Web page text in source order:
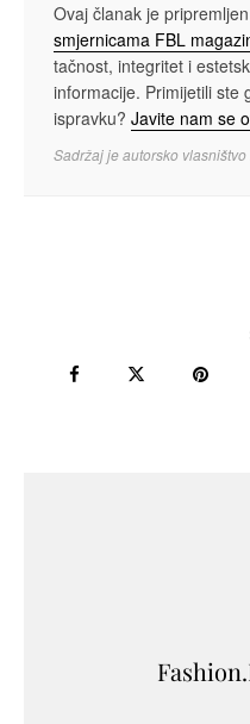
Ovaj članak je
smjernicama FBL
tačnost, integritet i
informacije. Primijetili ste
ispravku? Javite nam se
Sadržaj je autorsko